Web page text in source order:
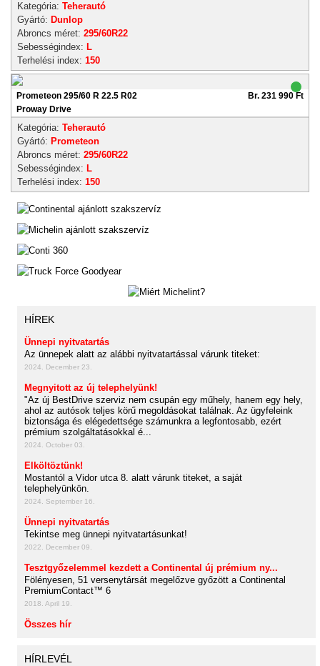
Kategória: Teherautó
Gyártó: Dunlop
Abroncs méret: 295/60R22
Sebességindex: L
Terhelési index: 150
Prometeon 295/60 R 22.5 R02
Proway Drive
Br. 231 990 Ft
Kategória: Teherautó
Gyártó: Prometeon
Abroncs méret: 295/60R22
Sebességindex: L
Terhelési index: 150
HÍREK
Ünnepi nyitvatartás
Az ünnepek alatt az alábbi nyitvatartással várunk titeket:
2024. December 23.
Megnyitott az új telephelyünk!
"Az új BestDrive szerviz nem csupán egy műhely, hanem egy hely,
ahol az autósok teljes körű megoldásokat találnak. Az ügyfeleink
biztonsága és elégedettsége számunkra a legfontosabb, ezért
prémium szolgáltatásokkal é...
2024. October 03.
Elköltöztünk!
Mostantól a Vidor utca 8. alatt várunk titeket, a saját
telephelyünkön.
2024. September 16.
Ünnepi nyitvatartás
Tekintse meg ünnepi nyitvatartásunkat!
2022. December 09.
Tesztgyőzelemmel kezdett a Continental új prémium ny...
Fölényesen, 51 versenytársát megelőzve győzött a Continental
PremiumContact™ 6
2018. April 19.
Összes hír
HÍRLEVÉL